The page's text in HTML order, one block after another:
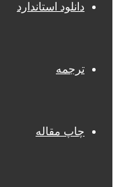
دانلود استاندارد
ترجمه
چاپ مقاله